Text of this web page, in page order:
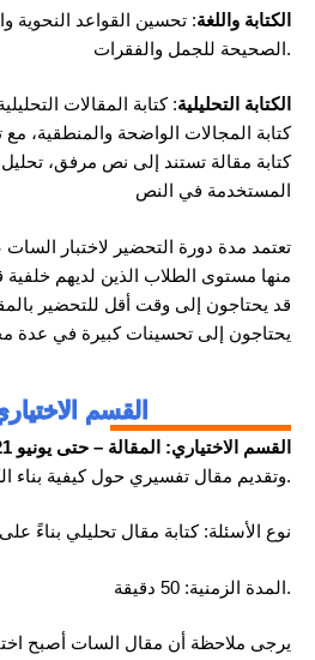
الكتابة واللغة: تحسين القواعد النحوية
الصحيحة للجمل والفقرات.
الكتابة التحليلية: كتابة المقالات
كتابة المجالات الواضحة والمنطقية، مع
كتابة مقالة تستند إلى نص مرفق، تحليل
المستخدمة في النص
تعتمد مدة دورة التحضير لاختبار
منها مستوى الطلاب الذين لديهم خلفية
قد يحتاجون إلى وقت أقل للتحضير
يحتاجون إلى تحسينات كبيرة في عدة
القسم
القسم الاختياري: المقالة – حتى يونيو 2021:
وتقديم مقال تفسيري حول كيفية بناء الكاتب لحججه.
نوع الأسئلة: كتابة مقال تحليلي بناءً
المدة الزمنية: 50 دقيقة.